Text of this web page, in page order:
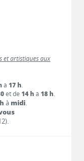
et artistiques aux
à 17 h.
et de 14 hà 18 h.
à midi.